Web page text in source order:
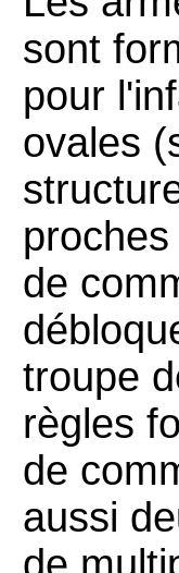
sont
pour
ovales
de
troupe
règles
de
aussi